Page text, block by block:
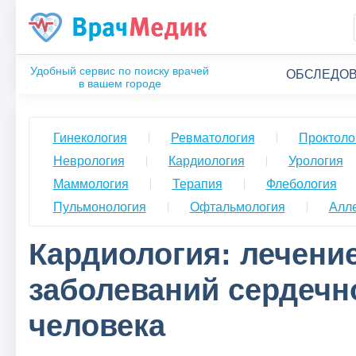
Гинекология Ревматология
Неврология
Кардиология
Урология
Маммология
Терапия
Флебология
Пульмонология
Офтальмология
Кардиология:
заболеваний
человека